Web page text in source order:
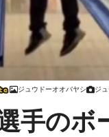
ジュウドーオオバヤシ ジ
手のボ